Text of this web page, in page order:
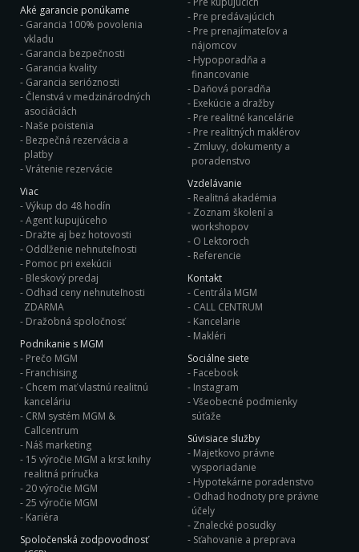
Aké garancie ponúkame
Garancia 100% povolenia
vkladu
Garancia bezpečnosti
Garancia kvality
Garancia serióznosti
Členstvá v medzinárodných
asociáciách
Naše poistenia
Bezpečná rezervácia a
platby
Vrátenie rezervácie
Viac
Výkup do 48 hodín
Agent kupujúceho
Dražte aj bez hotovosti
Oddlženie nehnuteľnosti
Pomoc pri exekúcii
Bleskový predaj
Odhad ceny nehnuteľnosti
ZDARMA
Dražobná spoločnosť
Podnikanie s MGM
Prečo MGM
Franchising
Chcem mať vlastnú realitnú
kanceláriu
CRM systém MGM &
Callcentrum
Náš marketing
15 výročie MGM a krst knihy
realitná príručka
20 výročie MGM
25 výročie MGM
Kariéra
Spoločenská zodpovodnosť
Pre predávajúcich
Pre prenajímateľov a
nájomcov
Hypoporadňa a
financovanie
Daňová poradňa
Exekúcie a dražby
Pre realitné kancelárie
Pre realitných maklérov
Zmluvy, dokumenty a
poradenstvo
Vzdelávanie
Realitná akadémia
Zoznam školení a
workshopov
O Lektoroch
Referencie
Kontakt
Centrála MGM
CALL CENTRUM
Kancelarie
Makléri
Sociálne siete
Facebook
Instagram
Všeobecné podmienky
súťaže
Súvisiace služby
Majetkovo právne
vysporiadanie
Hypotekárne poradenstvo
Odhad hodnoty pre právne
účely
Znalecké posudky
Sťahovanie a preprava